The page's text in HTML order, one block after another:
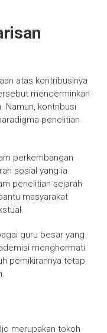
atas kontribusinya
mencerminkan
Namun, kontribusi
penelitian
perkembangan
sosial yang ia
penelitian sejarah
masyarakat
guru besar yang
menghormati
pemikirannya tetap
merupakan tokoh